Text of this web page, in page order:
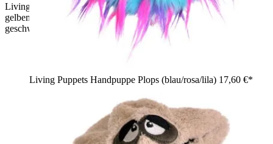
Living Puppets Handpuppe Reni die Riesenraupe mit rot-
gelbem Zottelfell, orangefarbenem Kopf und gelben Fühlern,
geschwungener Körper
Living Puppets Handpuppe Plops (blau/rosa/lila) 17,60 €*